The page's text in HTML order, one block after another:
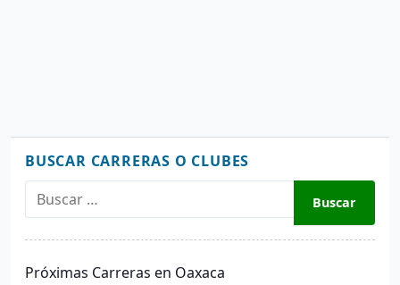
BUSCAR CARRERAS O CLUBES
a
Próximas Carreras en Oaxaca